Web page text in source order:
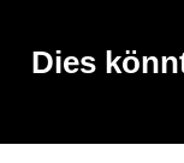
Dies